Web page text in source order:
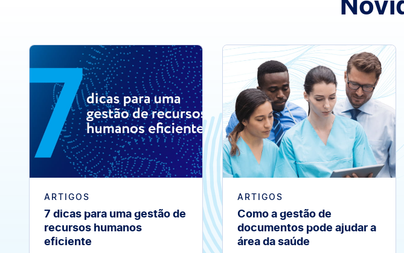
ARTIGOS
7 dicas para uma gestão de
recursos humanos
eficiente
ARTIGOS
Como a gestão de
documentos pode ajudar a
área da saúde